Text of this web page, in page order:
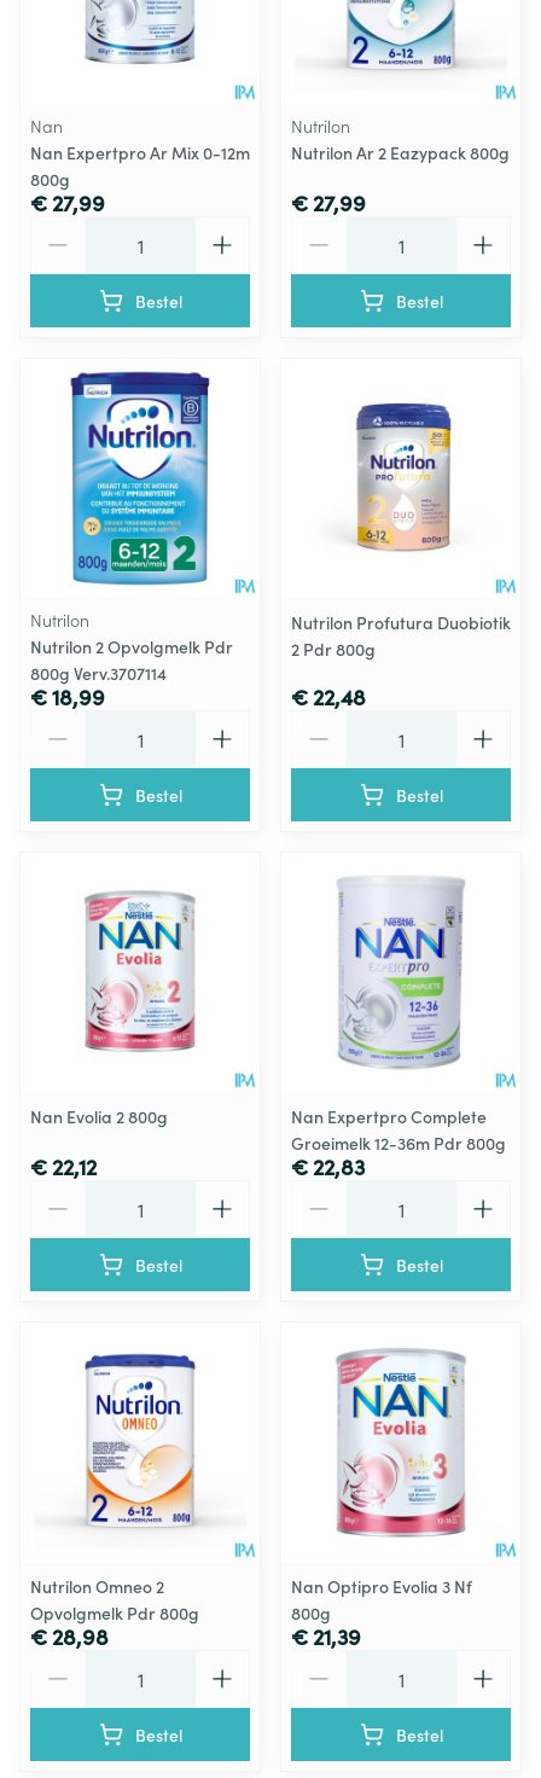
Nan
Nan Expertpro Ar Mix 0-12m
800g
€ 27,99
Bestel
Nutrilon
Nutrilon Ar 2 Eazypack 800g
€ 27,99
Bestel
Nutrilon
Nutrilon 2 Opvolgmelk Pdr
800g Verv.3707114
€ 18,99
Bestel
Nutrilon Profutura Duobiotik
2 Pdr 800g
€ 22,48
Bestel
Nan Evolia 2 800g
€ 22,12
Bestel
Nan Expertpro Complete
Groeimelk 12-36m Pdr 800g
€ 22,83
Bestel
Nutrilon Omneo 2
Opvolgmelk Pdr 800g
€ 28,98
Bestel
Nan Optipro Evolia 3 Nf
800g
€ 21,39
Bestel